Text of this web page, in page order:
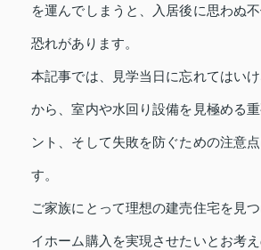
を運んでしまうと、入居後に思わぬ
恐れがあります。
本記事では、見学当日に忘れてはい
から、室内や水回り設備を見極める
ント、そして失敗を防ぐための注意
す。
ご家族にとって理想の建売住宅を見
イホーム購入を実現させたいとお考